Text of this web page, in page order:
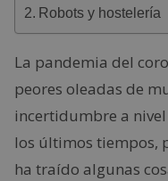
Robots y hostelería
La pandemia del
peores oleadas de
incertidumbre a
los últimos tiempos,
ha traído algunas